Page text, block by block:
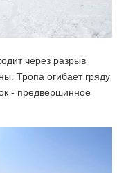
через разрыв
Тропа огибает гряду
- предвершинное